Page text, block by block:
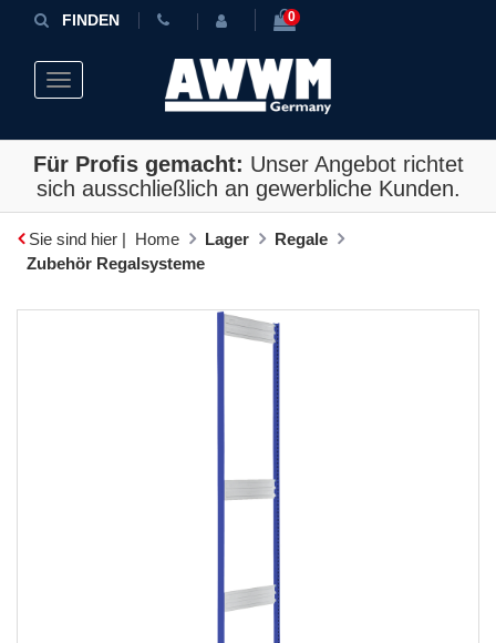
FINDEN 0
Toggle navigation
Für Profis gemacht: Unser Angebot richtet
sich ausschließlich an gewerbliche Kunden.
Sie sind hier | Home Lager
Regale
Zubehör Regalsysteme